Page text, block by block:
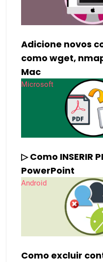
Adicione novos
como wget,
Mac
Microsoft
▷ Como INSERIR
PowerPoint
Android
Como excluir